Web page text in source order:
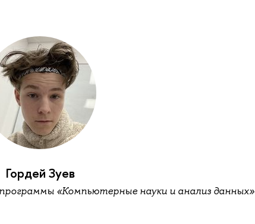
Гордей Зуев
«Компьютерные науки и анализ данных»